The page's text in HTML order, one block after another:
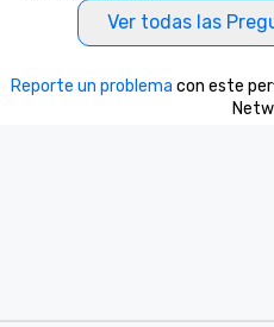
Ver todas las
Reporte un problema con este